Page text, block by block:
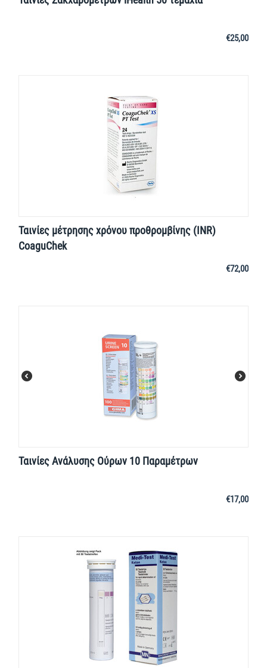
€25,00
Ταινίες μέτρησης χρόνου προθρομβίνης (INR)
CoaguChek
€72,00
Ταινίες Ανάλυσης Ούρων 10 Παραμέτρων
€17,00